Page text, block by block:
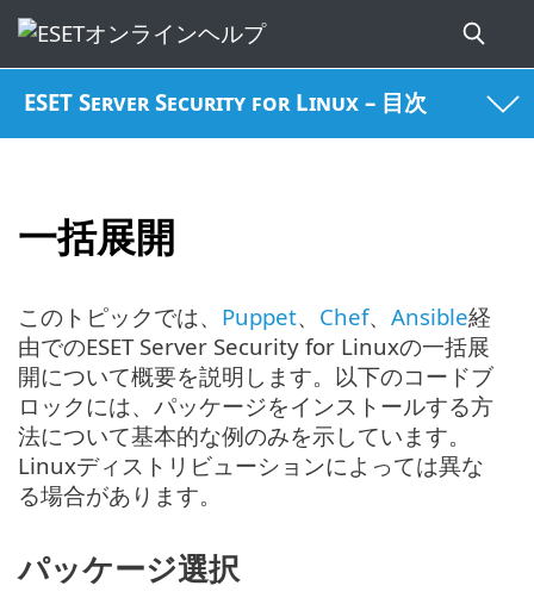
ESET Server Security for Linux – 目次
一括展開
このトピックでは、 Puppet、 Chef、 Ansible経
由でのESET Server Security for Linuxの一括展
開について概要を説明します。以下のコードブ
ロックには、パッケージをインストールする方
法について基本的な例のみを示しています。
Linuxディストリビューションによっては異な
る場合があります。
パッケージ選択